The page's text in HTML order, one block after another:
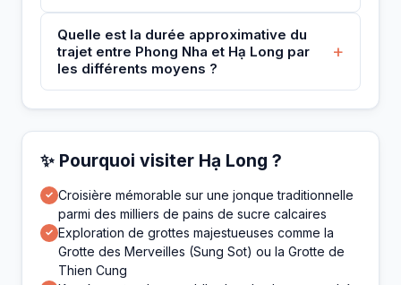
Quelle est la durée approximative du
trajet entre Phong Nha et Hạ Long par
les différents moyens ?
+
✨ Pourquoi visiter Hạ Long ?
✓ Croisière mémorable sur une jonque traditionnelle
parmi des milliers de pains de sucre calcaires
✓ Exploration de grottes majestueuses comme la
Grotte des Merveilles (Sung Sot) ou la Grotte de
Thien Cung